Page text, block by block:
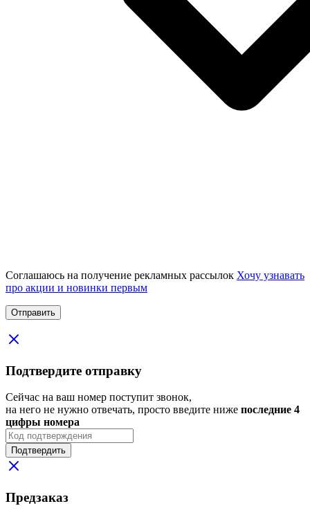
Соглашаюсь на получение рекламных рассылок Хочу узнавать
про акции и новинки первым
Подтвердите отправку
Сейчас на ваш номер поступит звонок,
на него не нужно отвечать, просто введите ниже последние 4
цифры номера
Подтвердить
Предзаказ